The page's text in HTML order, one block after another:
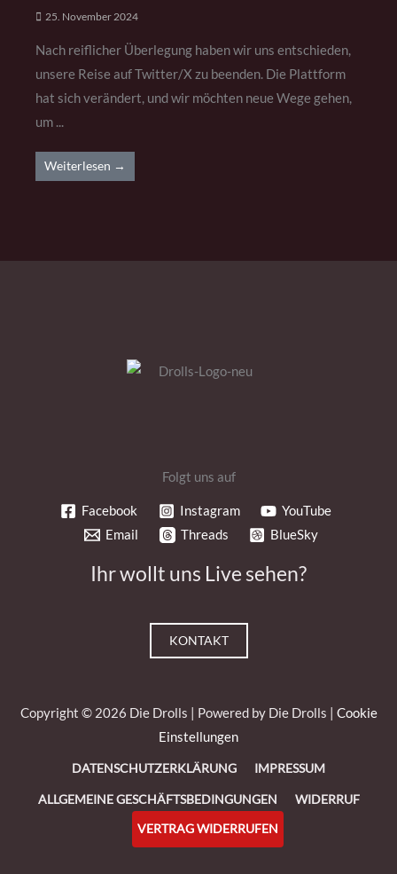
25. November 2024
Nach reiflicher Überlegung haben wir uns entschieden,
unsere Reise auf Twitter/X zu beenden. Die Plattform
hat sich verändert, und wir möchten neue Wege gehen,
um ...
Weiterlesen →
Folgt uns auf
Facebook Instagram
YouTube
Email
Threads BlueSky
Ihr wollt uns Live sehen?
KONTAKT
Copyright © 2026 Die Drolls | Powered by Die Drolls | Cookie
Einstellungen
DATENSCHUTZERKLÄRUNG IMPRESSUM
ALLGEMEINE GESCHÄFTSBEDINGUNGEN WIDERRUF
VERTRAG WIDERRUFEN